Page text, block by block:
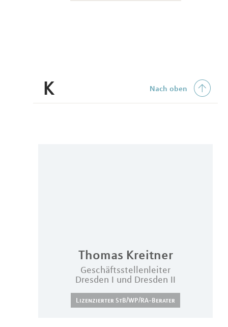
K
Thomas Kreitner
Geschäftsstellenleiter
Dresden I und Dresden II
Lizenzierter StB/WP/RA-Berater
Nach oben